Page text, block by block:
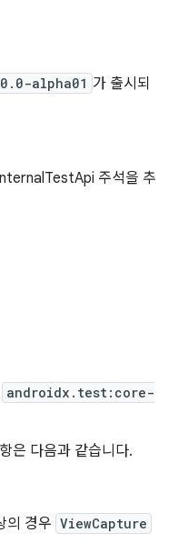
alpha01 가 출시되
주석을 추
androidx.test:core-
은 다음과 같습니다.
의 경우 ViewCapture